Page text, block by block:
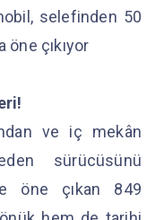
selefinden 50
öne çıkıyor
ve iç mekân
sürücüsünü
öne çıkan 849